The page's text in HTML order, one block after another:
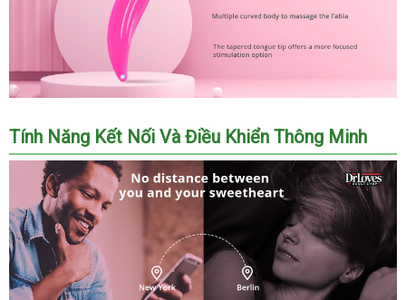
Lovense
Ferri
(8)
Tính Năng Kết Nối Và Điều Khiển Thông Minh